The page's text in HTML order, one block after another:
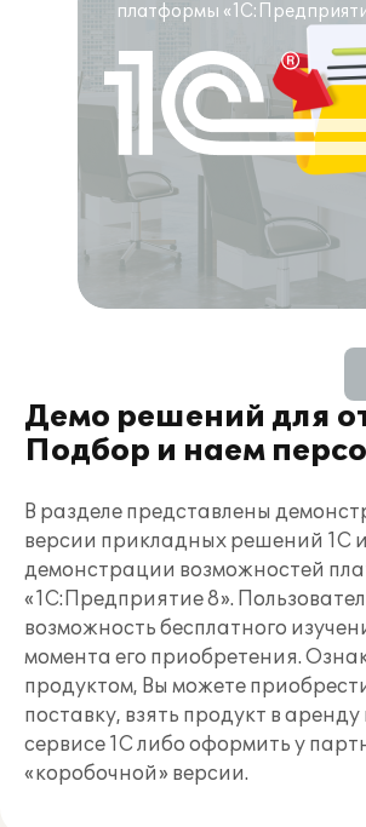
платформы
Демо решений для
Подбор и наем
В разделе представлены
версии прикладных решений 1С
демонстрации возможностей
«1С:Предприятие 8».
возможность бесплатного
момента его приобретения.
продуктом, Вы можете
поставку, взять продукт в
сервисе 1С либо оформить у
«коробочной» версии.